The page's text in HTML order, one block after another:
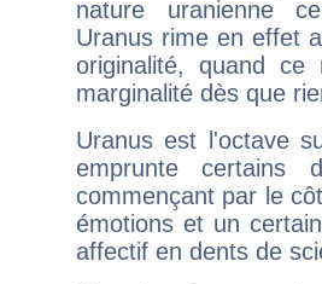
nature uranienne
Uranus rime en effet
originalité, quand ce
marginalité dès que
Uranus est l'octave
emprunte
commençant par le
émotions et un
affectif en dents de